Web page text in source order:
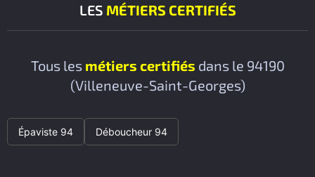
LES MÉTIERS CERTIFIÉS
Tous les métiers certifiés dans le 94190
(Villeneuve-Saint-Georges)
Épaviste 94 Déboucheur 94